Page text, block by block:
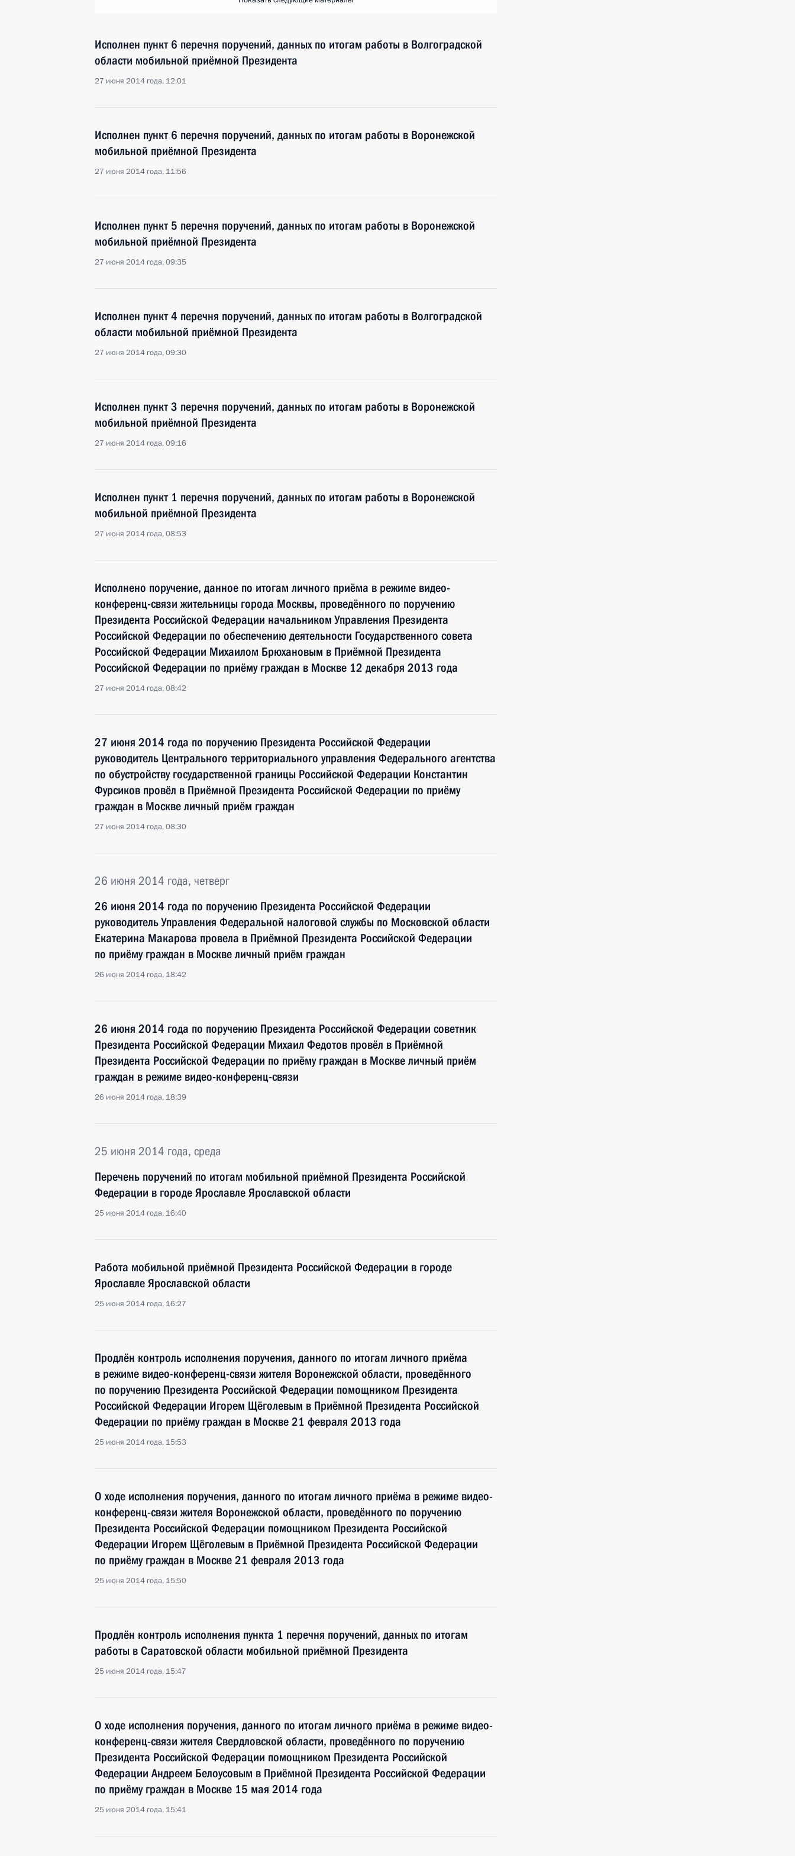
Исполнен пункт 6 перечня поручений, данных по итогам работы в Волгоградской
области мобильной приёмной Президента
27 июня 2014 года, 12:01
Исполнен пункт 6 перечня поручений, данных по итогам работы в Воронежской
мобильной приёмной Президента
27 июня 2014 года, 11:56
Исполнен пункт 5 перечня поручений, данных по итогам работы в Воронежской
мобильной приёмной Президента
27 июня 2014 года, 09:35
Исполнен пункт 4 перечня поручений, данных по итогам работы в Волгоградской
области мобильной приёмной Президента
27 июня 2014 года, 09:30
Исполнен пункт 3 перечня поручений, данных по итогам работы в Воронежской
мобильной приёмной Президента
27 июня 2014 года, 09:16
Исполнен пункт 1 перечня поручений, данных по итогам работы в Воронежской
мобильной приёмной Президента
27 июня 2014 года, 08:53
Исполнено поручение, данное по итогам личного приёма в режиме видео-
конференц-связи жительницы города Москвы, проведённого по поручению
Президента Российской Федерации начальником Управления Президента
Российской Федерации по обеспечению деятельности Государственного совета
Российской Федерации Михаилом Брюхановым в Приёмной Президента
Российской Федерации по приёму граждан в Москве 12 декабря 2013 года
27 июня 2014 года, 08:42
27 июня 2014 года по поручению Президента Российской Федерации
руководитель Центрального территориального управления Федерального агентства
по обустройству государственной границы Российской Федерации Константин
Фурсиков провёл в Приёмной Президента Российской Федерации по приёму
граждан в Москве личный приём граждан
27 июня 2014 года, 08:30
26 июня 2014 года, четверг
26 июня 2014 года по поручению Президента Российской Федерации
руководитель Управления Федеральной налоговой службы по Московской области
Екатерина Макарова провела в Приёмной Президента Российской Федерации
по приёму граждан в Москве личный приём граждан
26 июня 2014 года, 18:42
26 июня 2014 года по поручению Президента Российской Федерации советник
Президента Российской Федерации Михаил Федотов провёл в Приёмной
Президента Российской Федерации по приёму граждан в Москве личный приём
граждан в режиме видео-конференц-связи
26 июня 2014 года, 18:39
25 июня 2014 года, среда
Перечень поручений по итогам мобильной приёмной Президента Российской
Федерации в городе Ярославле Ярославской области
25 июня 2014 года, 16:40
Работа мобильной приёмной Президента Российской Федерации в городе
Ярославле Ярославской области
25 июня 2014 года, 16:27
Продлён контроль исполнения поручения, данного по итогам личного приёма
в режиме видео-конференц-связи жителя Воронежской области, проведённого
по поручению Президента Российской Федерации помощником Президента
Российской Федерации Игорем Щёголевым в Приёмной Президента Российской
Федерации по приёму граждан в Москве 21 февраля 2013 года
25 июня 2014 года, 15:53
О ходе исполнения поручения, данного по итогам личного приёма в режиме видео-
конференц-связи жителя Воронежской области, проведённого по поручению
Президента Российской Федерации помощником Президента Российской
Федерации Игорем Щёголевым в Приёмной Президента Российской Федерации
по приёму граждан в Москве 21 февраля 2013 года
25 июня 2014 года, 15:50
Продлён контроль исполнения пункта 1 перечня поручений, данных по итогам
работы в Саратовской области мобильной приёмной Президента
25 июня 2014 года, 15:47
О ходе исполнения поручения, данного по итогам личного приёма в режиме видео-
конференц-связи жителя Свердловской области, проведённого по поручению
Президента Российской Федерации помощником Президента Российской
Федерации Андреем Белоусовым в Приёмной Президента Российской Федерации
по приёму граждан в Москве 15 мая 2014 года
25 июня 2014 года, 15:41